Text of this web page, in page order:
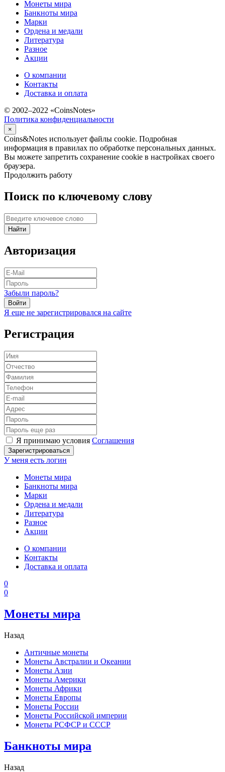
Монеты мира
Банкноты мира
Марки
Ордена и медали
Литература
Разное
Акции
О компании
Контакты
Доставка и оплата
© 2002–2022 «CoinsNotes»
Политика конфиденциальности
×
Coins&Notes использует файлы cookie. Подробная
информация в правилах по обработке персональных данных.
Вы можете запретить сохранение cookie в настройках своего
браузера.
Продолжить работу
Поиск по ключевому слову
Найти
Авторизация
Забыли пароль?
Войти
Я еще не зарегистрировался на сайте
Регистрация
Я принимаю условия Соглашения
Зарегистрироваться
У меня есть логин
Монеты мира
Банкноты мира
Марки
Ордена и медали
Литература
Разное
Акции
О компании
Контакты
Доставка и оплата
0
0
Монеты мира
Назад
Античные монеты
Монеты Австралии и Океании
Монеты Азии
Монеты Америки
Монеты Африки
Монеты Европы
Монеты России
Монеты Российской империи
Монеты РСФСР и СССР
Банкноты мира
Назад